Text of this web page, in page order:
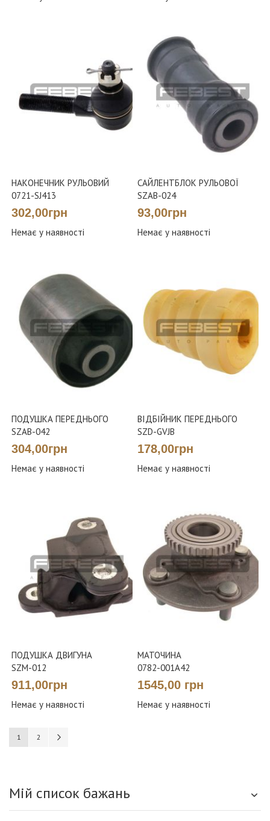
НАКОНЕЧНИК РУЛЬОВИЙ
0721-SJ413
302,00грн
Немає у наявності
САЙЛЕНТБЛОК РУЛЬОВОЇ
SZAB-024
93,00грн
Немає у наявності
ПОДУШКА ПЕРЕДНЬОГО
SZAB-042
304,00грн
Немає у наявності
ВІДБІЙНИК ПЕРЕДНЬОГО
SZD-GVJB
178,00грн
Немає у наявності
ПОДУШКА ДВИГУНА
SZM-012
911,00грн
Немає у наявності
МАТОЧИНА
0782-001A42
1545,00 грн
Немає у наявності
Сторінка
You're currently reading page
1 Сторінка
2
Мій список бажань